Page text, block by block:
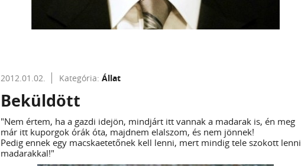
2012.01.02. Kategória: Állat
Beküldött
"Nem értem, ha a gazdi idejön, mindjárt itt vannak a madarak is, én meg
már itt kuporgok órák óta, majdnem elalszom, és nem jönnek!
Pedig ennek egy macskaetetőnek kell lenni, mert mindig tele szokott lenni
madarakkal!"